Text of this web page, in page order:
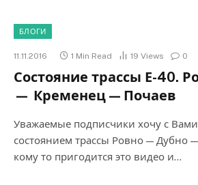
БЛОГИ
11.11.2016 1 Min Read 19 Views 0
Состояние трассы Е-40.
— Кременец — Почаев
Уважаемые подписчики хочу с Вами
состоянием трассы Ровно — Дубно
кому то пригодится это видео и…